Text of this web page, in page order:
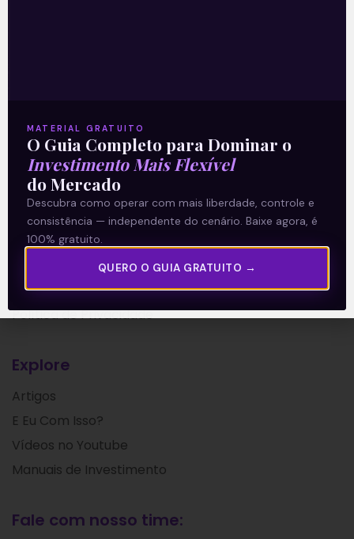
A Levante
Termos e Condições
Política de Privacidade
Explore
Artigos
E Eu Com Isso?
Vídeos no Youtube
Manuais de Investimento
Fale com nosso time:
MATERIAL GRATUITO
O Guia Completo para Dominar o
Investimento Mais Flexível
do Mercado
Descubra como operar com mais liberdade, controle e
consistência — independente do cenário. Baixe agora, é
100% gratuito.
QUERO O GUIA GRATUITO →